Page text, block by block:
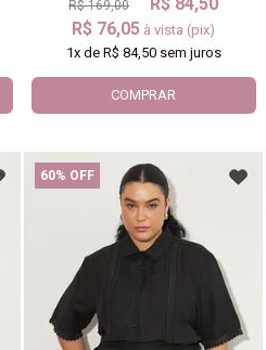
R$ 169,00
R$ 76,05 à vista (pix)
1xde R$ 84,50sem juros
COMPRAR
60% OFF